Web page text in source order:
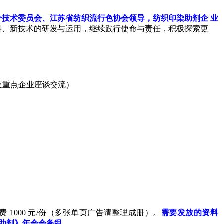
术委员会、江苏省纺织流行色协会领导，纺织印染助剂企 业
新技术的研发与运用，继续践行使命与责任，积极探索更
点企业座谈交流）
元/份（多张单页广告请整理成册）。 需要发放的资料